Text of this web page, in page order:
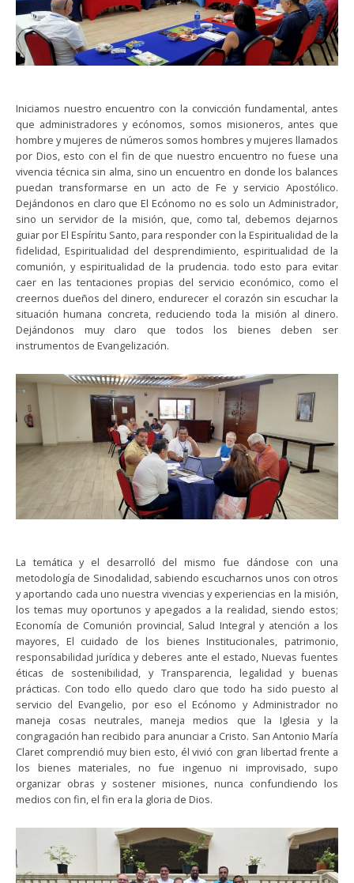
Iniciamos nuestro encuentro con la convicción fundamental, antes
que administradores y ecónomos, somos misioneros, antes que
hombre y mujeres de números somos hombres y mujeres llamados
por Dios, esto con el fin de que nuestro encuentro no fuese una
vivencia técnica sin alma, sino un encuentro en donde los balances
puedan transformarse en un acto de Fe y servicio Apostólico.
Dejándonos en claro que El Ecónomo no es solo un Administrador,
sino un servidor de la misión, que, como tal, debemos dejarnos
guiar por El Espíritu Santo, para responder con la Espiritualidad de la
fidelidad, Espiritualidad del desprendimiento, espiritualidad de la
comunión, y espiritualidad de la prudencia. todo esto para evitar
caer en las tentaciones propias del servicio económico, como el
creernos dueños del dinero, endurecer el corazón sin escuchar la
situación humana concreta, reduciendo toda la misión al dinero.
Dejándonos muy claro que todos los bienes deben ser
instrumentos de Evangelización.
La temática y el desarrolló del mismo fue dándose con una
metodología de Sinodalidad, sabiendo escucharnos unos con otros
y aportando cada uno nuestra vivencias y experiencias en la misión,
los temas muy oportunos y apegados a la realidad, siendo estos;
Economía de Comunión provincial, Salud Integral y atención a los
mayores, El cuidado de los bienes Institucionales, patrimonio,
responsabilidad jurídica y deberes ante el estado, Nuevas fuentes
éticas de sostenibilidad, y Transparencia, legalidad y buenas
prácticas. Con todo ello quedo claro que todo ha sido puesto al
servicio del Evangelio, por eso el Ecónomo y Administrador no
maneja cosas neutrales, maneja medios que la Iglesia y la
congragación han recibido para anunciar a Cristo. San Antonio María
Claret comprendió muy bien esto, él vivió con gran libertad frente a
los bienes materiales, no fue ingenuo ni improvisado, supo
organizar obras y sostener misiones, nunca confundiendo los
medios con fin, el fin era la gloria de Dios.